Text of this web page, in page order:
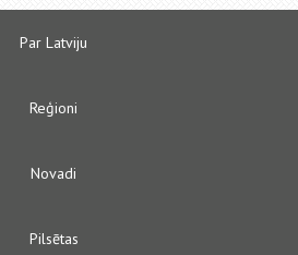
Par Latviju
Reģioni
Novadi
Pilsētas